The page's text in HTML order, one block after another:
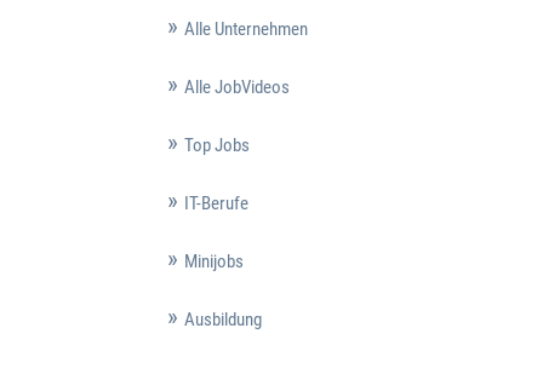
Alle Unternehmen
Alle JobVideos
Top Jobs
IT-Berufe
Minijobs
Ausbildung